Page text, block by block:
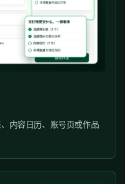
内容日历、账号页或作品